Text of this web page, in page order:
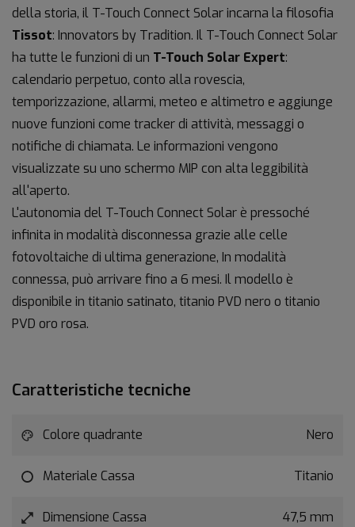
della storia, il T-Touch Connect Solar incarna la filosofia
Tissot: Innovators by Tradition. Il T-Touch Connect Solar
ha tutte le funzioni di un T-Touch Solar Expert:
calendario perpetuo, conto alla rovescia,
temporizzazione, allarmi, meteo e altimetro e aggiunge
nuove funzioni come tracker di attività, messaggi o
notifiche di chiamata. Le informazioni vengono
visualizzate su uno schermo MIP con alta leggibilità
all'aperto.
L'autonomia del T-Touch Connect Solar è pressoché
infinita in modalità disconnessa grazie alle celle
fotovoltaiche di ultima generazione, In modalità
connessa, può arrivare fino a 6 mesi. Il modello è
disponibile in titanio satinato, titanio PVD nero o titanio
PVD oro rosa.
Caratteristiche tecniche
Colore quadrante Nero
Materiale Cassa Titanio
Dimensione Cassa 47,5 mm